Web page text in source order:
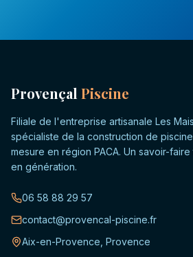
Provençal Piscine
Filiale de l'entreprise artisanale Les
spécialiste de la construction de
mesure en région PACA. Un savoir-
en génération.
06 58 88 29 57
contact@provencal-piscine.fr
Aix-en-Provence, Provence